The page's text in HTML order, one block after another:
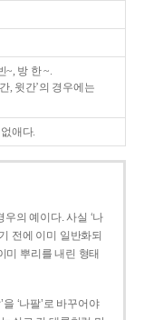
~, 방 한 ~.
, 윗간’의 경우에는
애다.
의 예이다. 사실 ‘나
전에 이미 일반화되
미 뿌리를 내린 형태
‘나팔’로 바꾸어야